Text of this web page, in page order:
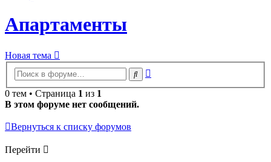
Апартаменты
Новая тема
Поиск
0 тем • Страница 1 из 1
В этом форуме нет сообщений.
Вернуться к списку форумов
Перейти